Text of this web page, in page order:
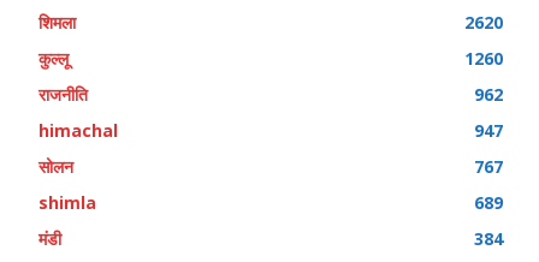
शिमला
2620
कुल्लू
1260
राजनीति
962
himachal
947
सोलन
767
shimla
689
मंडी
384